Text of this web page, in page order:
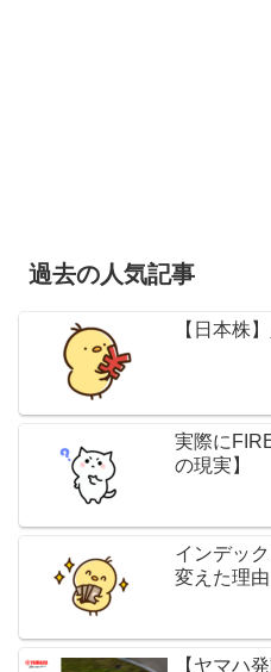
過去の人気記事
【日本株
実際に
の現実】
インデッ
変えた理由
【ヤマハ